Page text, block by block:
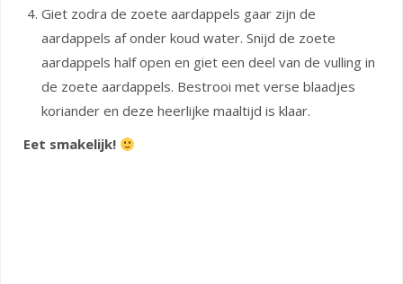
Giet zodra de zoete aardappels gaar zijn de
aardappels af onder koud water. Snijd de zoete
aardappels half open en giet een deel van de vulling in
de zoete aardappels. Bestrooi met verse blaadjes
koriander en deze heerlijke maaltijd is klaar.
Eet smakelijk!